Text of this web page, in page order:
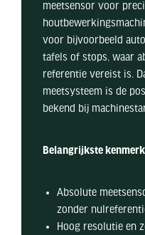
meetsensor voor
voor bijvoorbeeld
tafels of stops, waar
referentie vereist is.
meetsysteem is de
bekend bij
Belangrijkste
Absolute
zonder
Hoog resolutie en